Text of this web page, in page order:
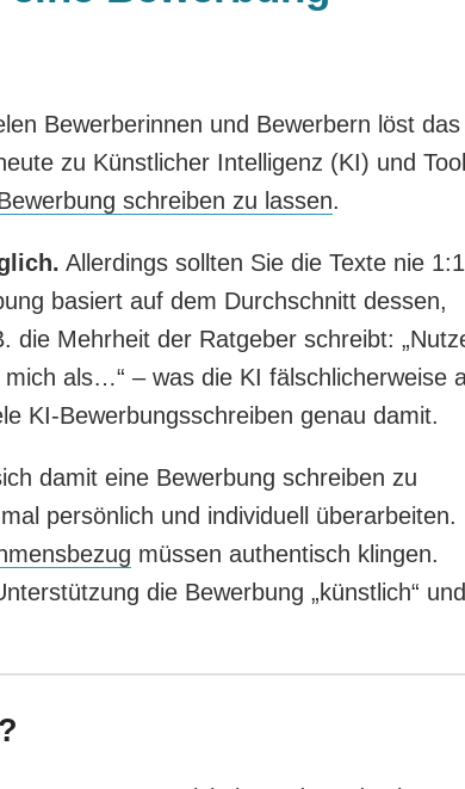
Bewerberinnen und Bewerbern löst das
zu Künstlicher Intelligenz (KI) und
schreiben zu lassen.
Allerdings sollten Sie die Texte nie 1:1
basiert auf dem Durchschnitt dessen,
die Mehrheit der Ratgeber schreibt:
als…“ – was die KI fälschlicherweise
KI-Bewerbungsschreiben genau damit.
damit eine Bewerbung schreiben zu
persönlich und individuell überarbeiten.
müssen authentisch klingen.
die Bewerbung „künstlich“ und